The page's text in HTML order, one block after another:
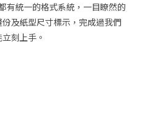
有統一的格式系統，一目瞭然的
及紙型尺寸標示，完成過我們
刻上手。